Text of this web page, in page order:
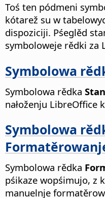
Toś ten pódmeni
kótarež su w
dispoziciji. Pśeglěd
symboloweje rědki za
Symbolowa
Symbolowa rědka
nałoženju LibreOffice
Symbolowa
Symbolowa rědka
pśikaze wopśimujo, z
manuelnje